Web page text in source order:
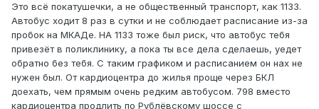
Это всё покатушечки, а не общественный транспорт, как 1133.
Автобус ходит 8 раз в сутки и не соблюдает расписание из-за
пробок на МКАДе. НА 1133 тоже был риск, что автобус тебя
привезёт в поликлинику, а пока ты все дела сделаешь, уедет
обратно без тебя. С таким графиком и расписанием он нах не
нужен был. От кардиоцентра до жилья проще через БКЛ
доехать, чем прямым очень редким автобусом. 798 вместо
кардиоцентра продлить по Рублёвскому шоссе с